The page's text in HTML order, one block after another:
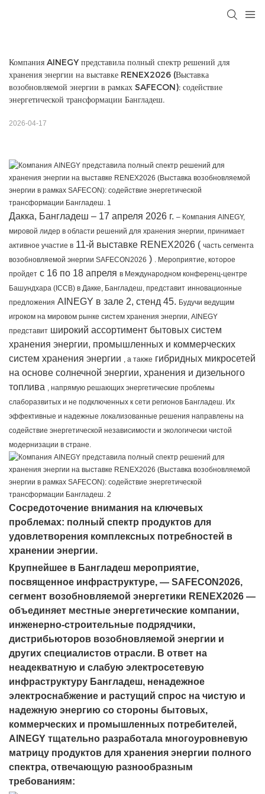
Компания AINEGY представила полный спектр решений для
хранения энергии на выставке RENEX2026 (Выставка
возобновляемой энергии в рамках SAFECON): содействие
энергетической трансформации Бангладеш.
2026-04-17
Дакка, Бангладеш – 17 апреля 2026 г. – Компания AINEGY,
мировой лидер в области решений для хранения энергии, принимает
активное участие в 11-й выставке RENEX2026 ( часть сегмента
возобновляемой энергии SAFECON2026 )
. Мероприятие, которое
пройдет с 16 по 18 апреля в Международном конференц-центре
Башундхара (ICCB) в Дакке, Бангладеш, представит инновационные
предложения AINEGY в зале 2, стенд 45. Будучи ведущим
игроком на мировом рынке систем хранения энергии, AINEGY
представит широкий ассортимент бытовых систем
хранения энергии, промышленных и коммерческих
систем хранения энергии
, а также гибридных микросетей
на основе солнечной энергии, хранения и дизельного
топлива
, напрямую решающих энергетические проблемы
слаборазвитых и не подключенных к сети регионов Бангладеш. Их
эффективные и надежные локализованные решения направлены на
содействие энергетической независимости и экологически чистой
модернизации в стране.
Сосредоточение внимания на ключевых
проблемах: полный спектр продуктов для
удовлетворения комплексных потребностей в
хранении энергии.
Крупнейшее в Бангладеш мероприятие,
посвященное инфраструктуре, — SAFECON2026,
сегмент возобновляемой энергетики RENEX2026 —
объединяет местные энергетические компании,
инженерно-строительные подрядчики,
дистрибьюторов возобновляемой энергии и
других специалистов отрасли. В ответ на
неадекватную и слабую электросетевую
инфраструктуру Бангладеш, ненадежное
электроснабжение и растущий спрос на чистую и
надежную энергию со стороны бытовых,
коммерческих и промышленных потребителей,
AINEGY тщательно разработала многоуровневую
матрицу продуктов для хранения энергии полного
спектра, отвечающую разнообразным
требованиям: